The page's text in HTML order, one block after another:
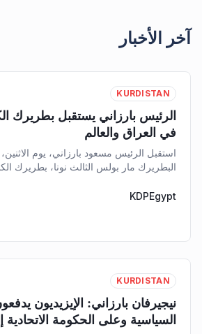
آخر الأخبار
KURDISTAN
الرئيس بارزاني يستقبل بطريرك
في العراق والعالم
البطريرك مار بولس الثالث نونا، بطريرك
KDPEgypt
KURDISTAN
نيجيرفان بارزاني: الإيزيديون
السياسية وعلى الحكومة